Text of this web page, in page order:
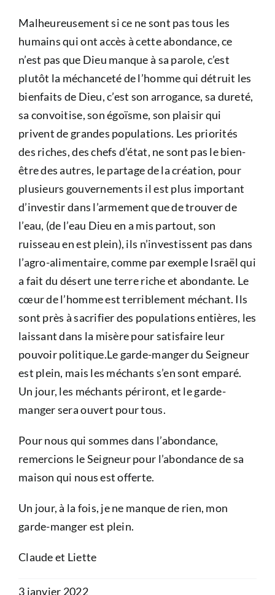
Malheureusement si ce ne sont pas tous les
humains qui ont accès à cette abondance, ce
n’est pas que Dieu manque à sa parole, c’est
plutôt la méchanceté de l’homme qui détruit les
bienfaits de Dieu, c’est son arrogance, sa dureté,
sa convoitise, son égoïsme, son plaisir qui
privent de grandes populations. Les priorités
des riches, des chefs d’état, ne sont pas le bien-
être des autres, le partage de la création, pour
plusieurs gouvernements il est plus important
d’investir dans l’armement que de trouver de
l’eau, (de l’eau Dieu en a mis partout, son
ruisseau en est plein), ils n’investissent pas dans
l’agro-alimentaire, comme par exemple Israël qui
a fait du désert une terre riche et abondante. Le
cœur de l’homme est terriblement méchant. Ils
sont près à sacrifier des populations entières, les
laissant dans la misère pour satisfaire leur
pouvoir politique.Le garde-manger du Seigneur
est plein, mais les méchants s’en sont emparé.
Un jour, les méchants périront, et le garde-
manger sera ouvert pour tous.
Pour nous qui sommes dans l’abondance,
remercions le Seigneur pour l’abondance de sa
maison qui nous est offerte.
Un jour, à la fois, je ne manque de rien, mon
garde-manger est plein.
Claude et Liette
3 janvier 2022